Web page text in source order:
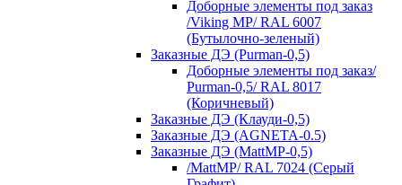
Доборные элементы под заказ
/Viking MP/ RAL 6007
(Бутылочно-зеленый)
Заказные ДЭ (Purman-0,5)
Доборные элементы под заказ/
Purman-0,5/ RAL 8017
(Коричневый)
Заказные ДЭ (Клауди-0,5)
Заказные ДЭ (AGNETA-0.5)
Заказные ДЭ (MattMP-0,5)
/MattMP/ RAL 7024 (Серый